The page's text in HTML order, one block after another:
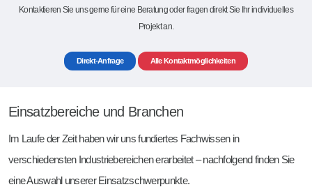
Kontaktieren Sie uns gerne für eine Beratung oder fragen direkt Sie Ihr individuelles
Projekt an.
Direkt-Anfrage Alle Kontaktmöglichkeiten
Einsatzbereiche und Branchen
Im Laufe der Zeit haben wir uns fundiertes Fachwissen in
verschiedensten Industriebereichen erarbeitet – nachfolgend finden Sie
eine Auswahl unserer Einsatzschwerpunkte.